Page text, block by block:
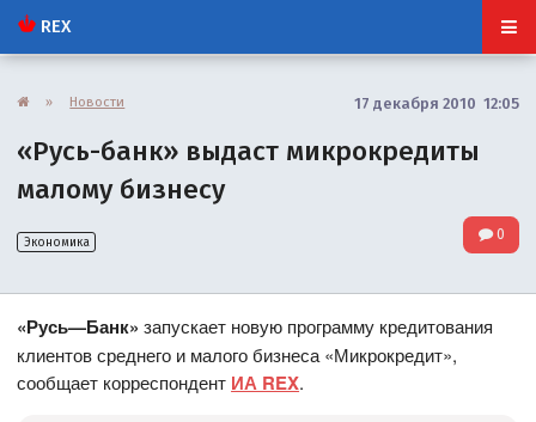
REX
» Новости 17 декабря 2010 12:05
«Русь-банк» выдаст микрокредиты
малому бизнесу
Экономика 0
«Русь—Банк» запускает новую программу кредитования
клиентов среднего и малого бизнеса «Микрокредит»,
сообщает корреспондент ИА REX.